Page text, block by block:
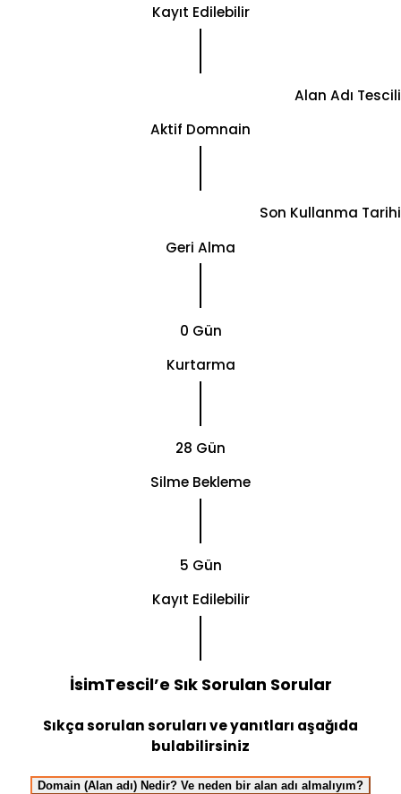
Kayıt Edilebilir
Alan Adı Tescili
Aktif Domnain
Son Kullanma Tarihi
Geri Alma
0 Gün
Kurtarma
28 Gün
Silme Bekleme
5 Gün
Kayıt Edilebilir
İsimTescil’e Sık Sorulan Sorular
Sıkça sorulan soruları ve yanıtları aşağıda
bulabilirsiniz
Domain (Alan adı) Nedir? Ve neden bir alan adı almalıyım?